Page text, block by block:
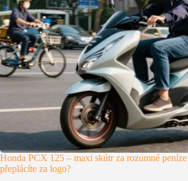
Honda PCX 125 – maxi skútr za rozumné
přeplácíte za logo?